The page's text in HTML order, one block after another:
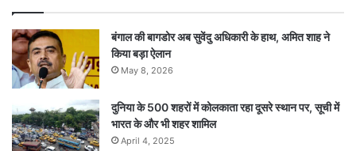
बंगाल की बागडोर अब सुवेंदु अधिकारी के हाथ, अमित शाह ने
किया बड़ा ऐलान
May 8, 2026
दुनिया के 500 शहरों में कोलकाता रहा दूसरे स्थान पर, सूची में
भारत के और भी शहर शामिल
April 4, 2025